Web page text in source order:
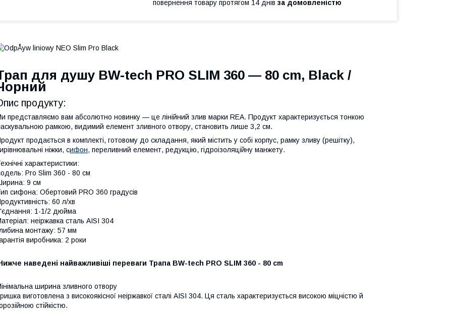
повернення товару протягом 14 днів за домовленістю
для душу BW-tech PRO SLIM 360 — 80 cm, Black /
продукту:
представляємо вам абсолютно новинку — це лінійний злив марки REA. Продукт характеризується тонкою
рамкою, видимий елемент зливного отвору, становить лише 3,2 см.
продається в комплекті, готовому до складання, який містить у собі корпус, рамку зливу (решітку),
ніжки, сифон, переливний елемент, редукцію, гідроізоляційну манжету.
характеристики:
Pro Slim 360 - 80 см
9 см
сифона: Обертовий PRO 360 градусів
60 л/хв
1-1/2 дюйма
неіржавка сталь AISI 304
монтажу: 57 мм
виробника: 2 роки
наведені найважливіші переваги Трапа BW-tech PRO SLIM 360 - 80 cm
ширина зливного отвору
виготовлена з високоякісної неіржавкої сталі AISI 304. Ця сталь характеризується високою міцністю й
стійкістю.